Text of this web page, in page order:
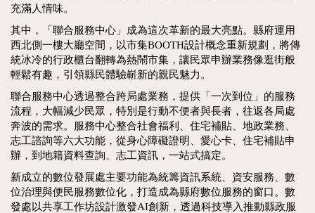
充滿人情味。
其中，「聯合服務中心」成為這次革新的最大亮點。縣府運用
西北側一樓大廳空間，以市集BOOTH設計概念重新規劃，將傳
統冰冷的行政櫃台翻轉為熱鬧市集，讓民眾申辦業務像逛街般
輕鬆有趣，引領縣民體驗嶄新的親民魅力。
聯合服務中心透過整合跨局處業務，提供「一次到位」的服務
流程，大幅減少民眾，特別是行動不便者與長者，往返各局處
奔波的需求。服務中心整合社會福利、住宅補貼、地政業務、
志工諮詢等六大功能，從身心障礙證明、愛心卡、住宅補貼申
辦，到地籍資料查詢、志工資訊，一站式搞定。
新成立的數位發展處主要功能為統籌資訊系統、資安服務、數
位治理與便民服務數位化，打造成為縣府數位服務的窗口。數
發處以共享工作坊設計激發AI創新，透過科技導入推動縣政服